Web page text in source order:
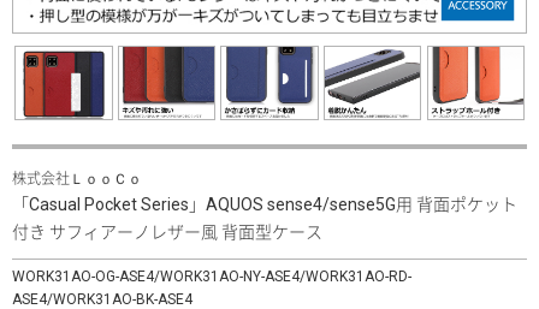
株式会社ＬｏｏＣｏ
「Casual Pocket Series」AQUOS sense4/sense5G用 背面ポケット
付き サフィアーノレザー風 背面型ケース
WORK31AO-OG-ASE4/WORK31AO-NY-ASE4/WORK31AO-RD-
ASE4/WORK31AO-BK-ASE4